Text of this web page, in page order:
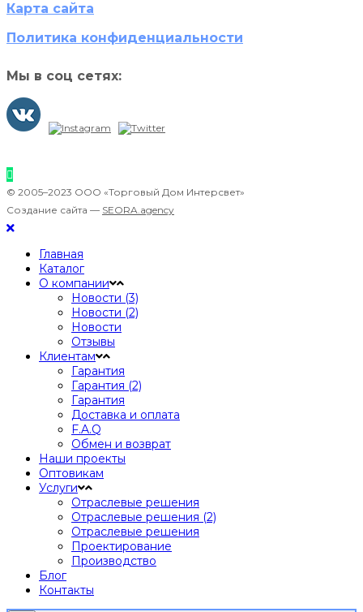
Карта сайта
Политика конфиденциальности
Мы в соц сетях:
© 2005–2023 ООО «Торговый Дом Интерсвет»
Создание сайта — SEORA.agency
Главная
Каталог
О компании
Новости (3)
Новости (2)
Новости
Отзывы
Клиентам
Гарантия
Гарантия (2)
Гарантия
Доставка и оплата
F.A.Q
Обмен и возврат
Наши проекты
Оптовикам
Услуги
Отраслевые решения
Отраслевые решения (2)
Отраслевые решения
Проектирование
Производство
Блог
Контакты